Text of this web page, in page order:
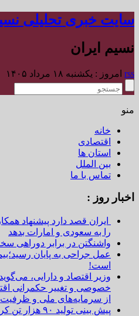
سایت خبری تحلیلی
نسیم ایران
rss امروز : یکشنبه ۱۸ مرداد ۱۴۰۵
منو
خانه
اقتصادی
استان ها
بین الملل
تماس با ما
اخبار روز :
ایران قصد دارد پیشنهاد
را به سعودی و امارات بدهد
واشنگتن در برابر دوراهی
عمل جراحی به پایان
است!
وزیر اقتصاد و دارایی،
خصوصی و تغییر حکمرانی
از سرمایه‌های ملی و
پیش بینی تولید ۹۰ هزار تن کره تا پایان سال